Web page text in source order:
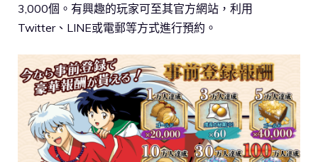
3,000個。有興趣的玩家可至其官方網站，利用
Twitter、LINE或電郵等方式進行預約。